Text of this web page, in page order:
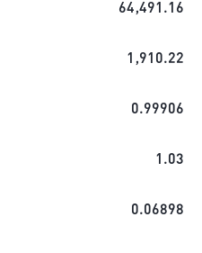
64,491.16
1,910.22
0.99906
1.03
0.06898